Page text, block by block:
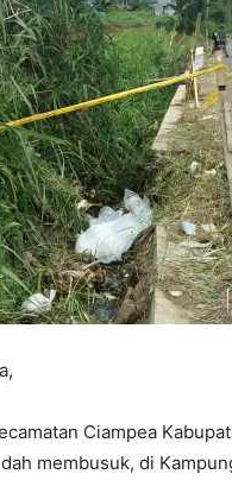
Ciampea
membusuk, di